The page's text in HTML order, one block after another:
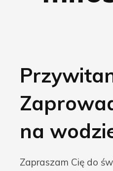
na
Zapraszam Cię do